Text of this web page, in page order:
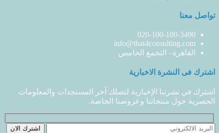
تواصل معنا
020-100-100-3490
info@that4consulting.com
القاهرة– التجمع الخامس
اشترك فى النشرة الاخبارية
اشترك في نشرتنا الإخبارية لتصلك آخر المستجدات والمعلومات
الحصرية حول منتجاتنا وعروضنا الخاصة.